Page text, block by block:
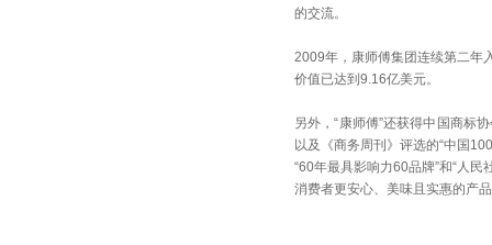
的交流。
2009年，康师傅集团连续第二年
价值已达到9.16亿美元。
另外，“康师傅”还获得中国商标
以及《商务周刊》评选的“中国
“60年最具影响力60品牌”和“人
消费者更安心、美味且实惠的产